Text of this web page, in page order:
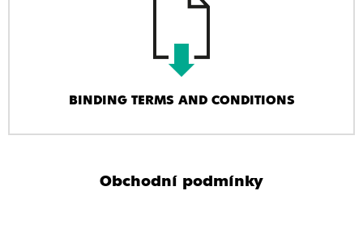
BINDING TERMS AND CONDITIONS
Obchodní podmínky